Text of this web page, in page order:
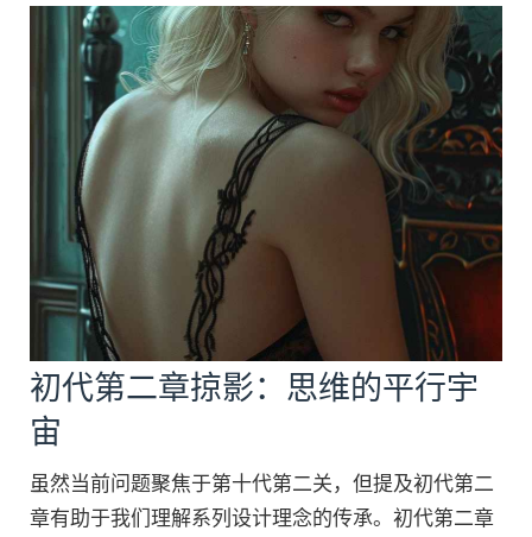
初代第二章掠影：思维的平行宇
宙
虽然当前问题聚焦于第十代第二关，但提及初代第二
章有助于我们理解系列设计理念的传承。初代第二章